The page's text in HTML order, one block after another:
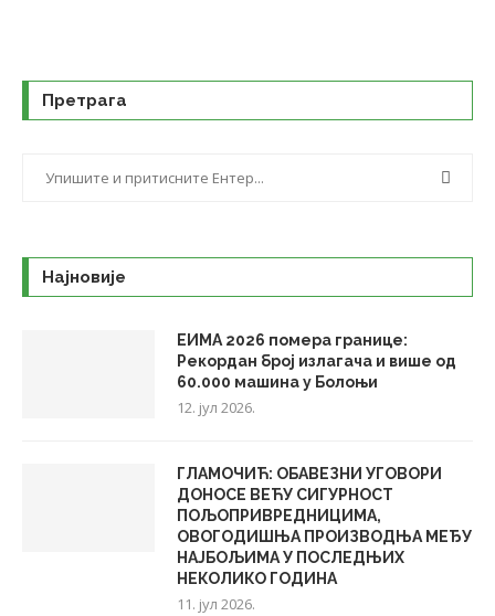
Претрага
Најновије
ЕИМА 2026 помера границе:
Рекордан број излагача и више од
60.000 машина у Болоњи
12. јул 2026.
ГЛАМОЧИЋ: ОБАВЕЗНИ УГОВОРИ
ДОНОСЕ ВЕЋУ СИГУРНОСТ
ПОЉОПРИВРЕДНИЦИМА,
ОВОГОДИШЊА ПРОИЗВОДЊА МЕЂУ
НАЈБОЉИМА У ПОСЛЕДЊИХ
НЕКОЛИКО ГОДИНА
11. јул 2026.